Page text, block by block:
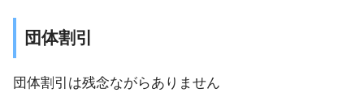
団体割引
団体割引は残念ながらありません